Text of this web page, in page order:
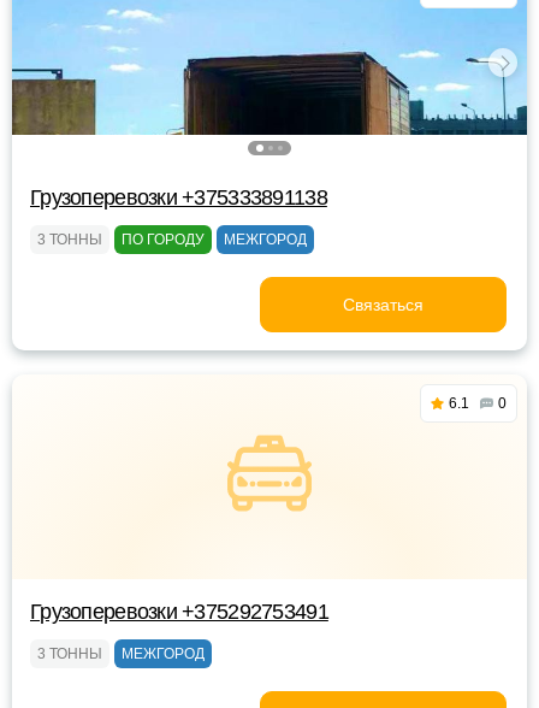
Грузоперевозки +375333891138
3 ТОННЫ ПО ГОРОДУ МЕЖГОРОД
Связаться
6.1 0
Грузоперевозки +375292753491
3 ТОННЫ МЕЖГОРОД